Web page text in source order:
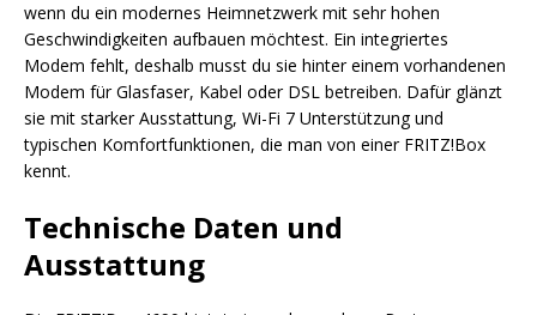
wenn du ein modernes Heimnetzwerk mit sehr hohen
Geschwindigkeiten aufbauen möchtest. Ein integriertes
Modem fehlt, deshalb musst du sie hinter einem vorhandenen
Modem für Glasfaser, Kabel oder DSL betreiben. Dafür glänzt
sie mit starker Ausstattung, Wi-Fi 7 Unterstützung und
typischen Komfortfunktionen, die man von einer FRITZ!Box
kennt.
Technische Daten und
Ausstattung